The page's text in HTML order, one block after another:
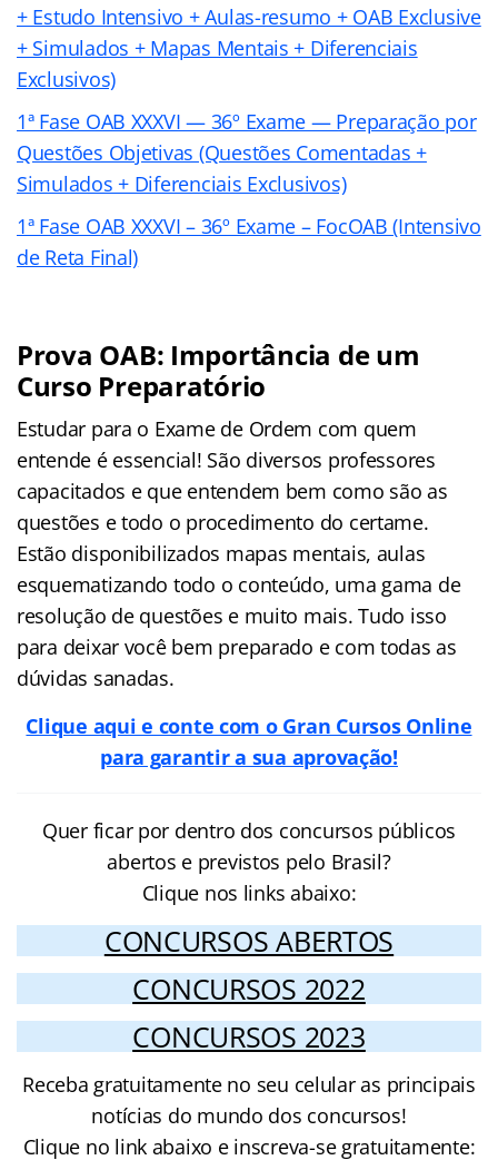
+ Estudo Intensivo + Aulas-resumo + OAB Exclusive
+ Simulados + Mapas Mentais + Diferenciais
Exclusivos)
1ª Fase OAB XXXVI — 36º Exame — Preparação por
Questões Objetivas (Questões Comentadas +
Simulados + Diferenciais Exclusivos)
1ª Fase OAB XXXVI – 36º Exame – FocOAB (Intensivo
de Reta Final)
Prova OAB: Importância de um
Curso Preparatório
Estudar para o Exame de Ordem com quem
entende é essencial! São diversos professores
capacitados e que entendem bem como são as
questões e todo o procedimento do certame.
Estão disponibilizados mapas mentais, aulas
esquematizando todo o conteúdo, uma gama de
resolução de questões e muito mais. Tudo isso
para deixar você bem preparado e com todas as
dúvidas sanadas.
Clique aqui e conte com o Gran Cursos Online
para garantir a sua aprovação!
Quer ficar por dentro dos concursos públicos
abertos e previstos pelo Brasil?
Clique nos links abaixo:
CONCURSOS ABERTOS
CONCURSOS 2022
CONCURSOS 2023
Receba gratuitamente no seu celular as principais
notícias do mundo dos concursos!
Clique no link abaixo e inscreva-se gratuitamente: